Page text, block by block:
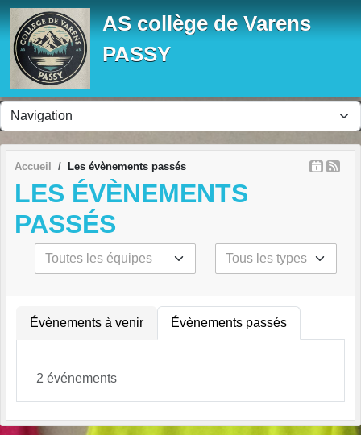
AS collège de Varens
PASSY
Accueil Les évènements passés
LES ÉVÈNEMENTS
PASSÉS
Évènements à venir Évènements passés
2 événements
Panneau de gestion des cookies